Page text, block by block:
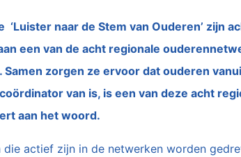
‘Luister naar de Stem van Ouderen’ zijn
een van de acht regionale
Samen zorgen ze ervoor dat ouderen
van is, is een van deze acht
aan het woord.
die actief zijn in de netwerken worden